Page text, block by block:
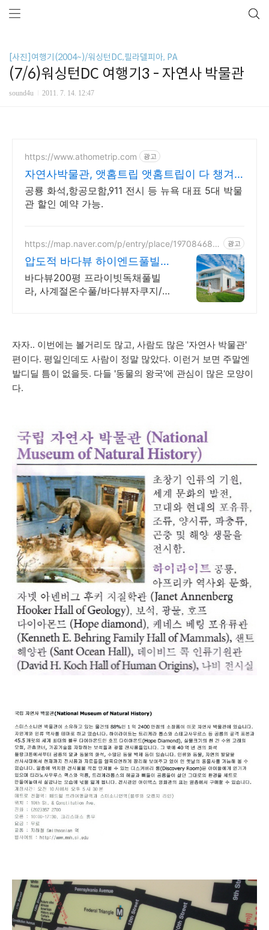
[사진]여행기(2004~)/워싱턴DC,필라델피아, PA
(7/6)워싱턴DC 여행기3 - 자연사 박물관
sound4u 2011. 7. 14. 12:47
https://www.athometrip.com 광고
자연사박물관, 앳홈트립 앳홈트립이 다 챙겨
드려요.
공룡 화석,항공모함,911 전시 등 뉴욕 대표 5대 박물
관 할인 예약 가능.
https://map.naver.com/p/entry/place/197084688
광고
압도적 바다뷰 하이엔드풀빌라
바다뷰 자쿠지 상시 무료
바다뷰200평 프라이빗독채풀빌
라, 사계절온수풀/바다뷰자쿠지/사
자자.. 이번에는 볼거리도 많고, 사람도 많은 '자연사 박물관'
편이다. 평일인데도 사람이 정말 많았다. 이런거 보면 주말엔
발디딜 틈이 없을듯. 다들 '동물의 왕국'에 관심이 많은 모양이
다.